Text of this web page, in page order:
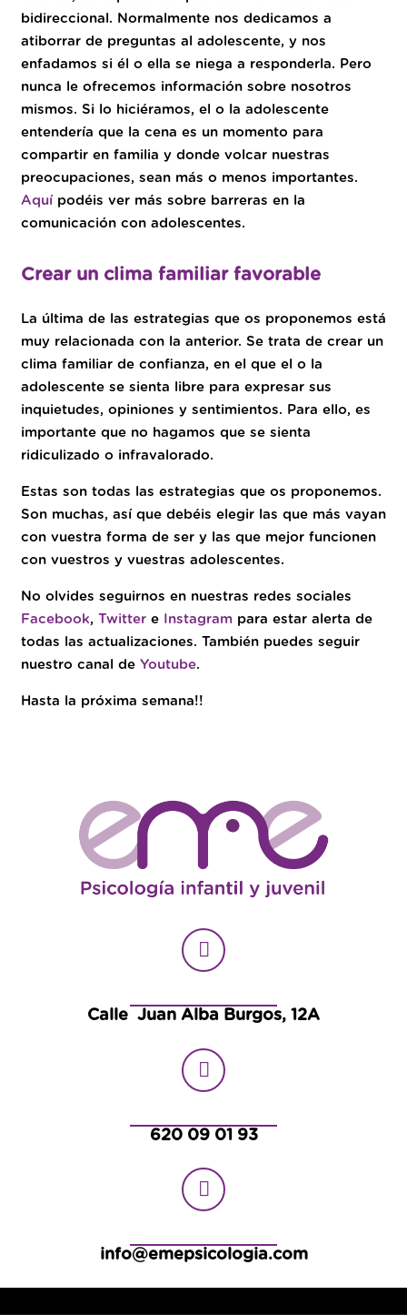
bidireccional. Normalmente nos dedicamos a
atiborrar de preguntas al adolescente, y nos
enfadamos si él o ella se niega a responderla. Pero
nunca le ofrecemos información sobre nosotros
mismos. Si lo hiciéramos, el o la adolescente
entendería que la cena es un momento para
compartir en familia y donde volcar nuestras
preocupaciones, sean más o menos importantes.
Aquípodéis ver más sobre barreras en la
comunicación con adolescentes.
Crear un clima familiar favorable
La última de las estrategias que os proponemos está
muy relacionada con la anterior. Se trata de crear un
clima familiar de confianza, en el que el o la
adolescente se sienta libre para expresar sus
inquietudes, opiniones y sentimientos. Para ello, es
importante que no hagamos que se sienta
ridiculizado o infravalorado.
Estas son todas las estrategias que os proponemos.
Son muchas, así que debéis elegir las que más vayan
con vuestra forma de ser y las que mejor funcionen
con vuestros y vuestras adolescentes.
No olvides seguirnos en nuestras redes sociales
Facebook, Twittere Instagrampara estar alerta de
todas las actualizaciones. También puedes seguir
nuestro canal de Youtube.
Hasta la próxima semana!!
Calle Juan Alba Burgos, 12A
620 09 01 93
info@emepsicologia.com